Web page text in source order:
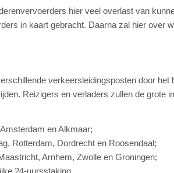
hier veel overlast van
in kaart gebracht. Daarna zal hier over
verkeersleidingsposten door het
Reizigers en verladers zullen de grote
en Alkmaar;
Rotterdam, Dordrecht en Roosendaal;
Arnhem, Zwolle en Groningen;